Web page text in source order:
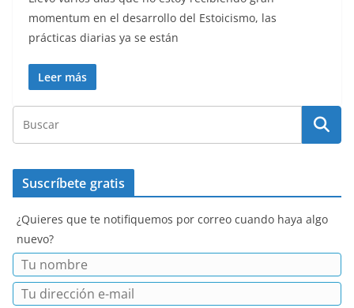
momentum en el desarrollo del Estoicismo, las
prácticas diarias ya se están
Leer más
Suscríbete gratis
¿Quieres que te notifiquemos por correo cuando haya algo
nuevo?